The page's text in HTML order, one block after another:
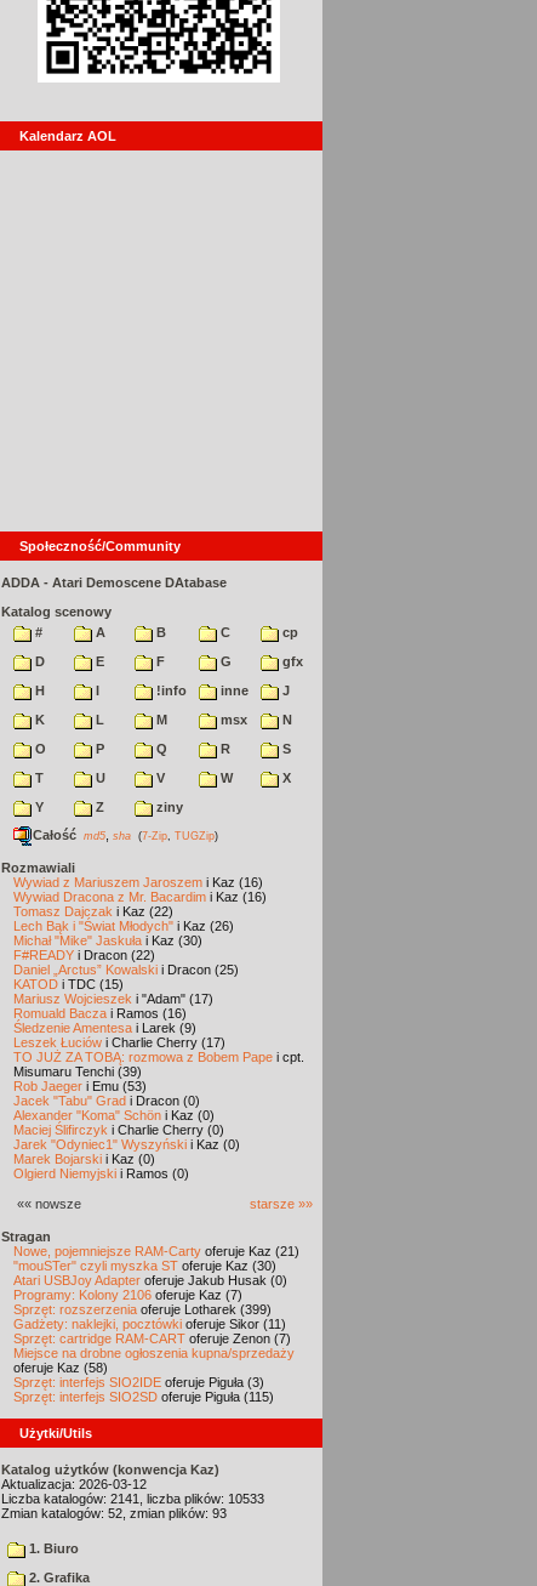
Kalendarz AOL
Społeczność/Community
ADDA - Atari Demoscene DAtabase
Katalog scenowy
#
A B C
cp
D
E F G
gfx
H
I !info inne
J
K
L M msx
N
O
P Q R
S
T
U V W
X
Y
Z
ziny
Całość md5 sha (7-Zip TUGZip)
Rozmawiali
Wywiad z Mariuszem Jaroszem i Kaz (16)
Wywiad Dracona z Mr. Bacardim i Kaz (16)
Tomasz Dajczak i Kaz (22)
Lech Bąk i "Świat Młodych" i Kaz (26)
Michał "Mike" Jaskuła i Kaz (30)
F#READY i Dracon (22)
Daniel „Arctus” Kowalski i Dracon (25)
KATOD i TDC (15)
Mariusz Wojcieszek i "Adam" (17)
Romuald Bacza i Ramos (16)
Śledzenie Amentesa i Larek (9)
Leszek Łuciów i Charlie Cherry (17)
TO JUŻ ZA TOBĄ: rozmowa z Bobem Pape i cpt.
Misumaru Tenchi (39)
Rob Jaeger i Emu (53)
Jacek "Tabu" Grad i Dracon (0)
Alexander "Koma" Schön i Kaz (0)
Maciej Ślifirczyk i Charlie Cherry (0)
Jarek "Odyniec1" Wyszyński i Kaz (0)
Marek Bojarski i Kaz (0)
Olgierd Niemyjski i Ramos (0)
«« nowsze starsze »»
Stragan
Nowe, pojemniejsze RAM-Carty oferuje Kaz (21)
"mouSTer" czyli myszka ST oferuje Kaz (30)
Atari USBJoy Adapter oferuje Jakub Husak (0)
Programy: Kolony 2106 oferuje Kaz (7)
Sprzęt: rozszerzenia oferuje Lotharek (399)
Gadżety: naklejki, pocztówki oferuje Sikor (11)
Sprzęt: cartridge RAM-CART oferuje Zenon (7)
Miejsce na drobne ogłoszenia kupna/sprzedaży
oferuje Kaz (58)
Sprzęt: interfejs SIO2IDE oferuje Piguła (3)
Sprzęt: interfejs SIO2SD oferuje Piguła (115)
Użytki/Utils
Katalog użytków (konwencja Kaz)
Aktualizacja: 2026-03-12
Liczba katalogów: 2141, liczba plików: 10533
Zmian katalogów: 52, zmian plików: 93
1. Biuro
2. Grafika